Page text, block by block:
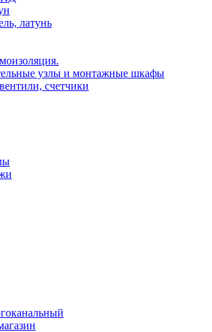
латунь
узлы и монтажные шкафы
счетчики